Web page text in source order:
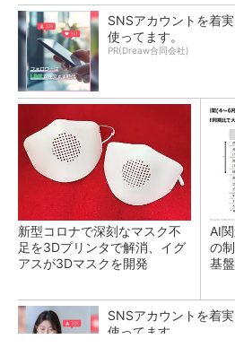
SNSアカウントを着
使ってます。
PR(Dreaw合同会社)
新型コロナで深刻なマスク不
足を3Dプリンタで解消、イグ
アスが3Dマスクを開発
AI
の
基
SNSアカウントを着
使ってます。